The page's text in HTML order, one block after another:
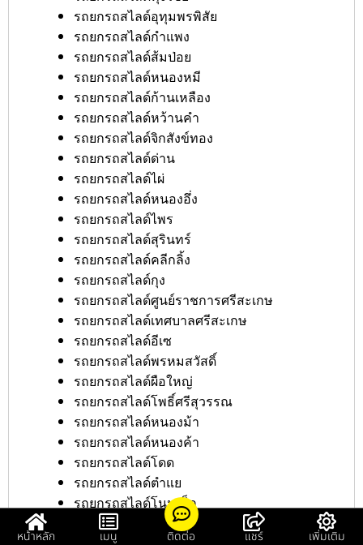
รถยกรถสไลด์อุทุมพรพิสัย
รถยกรถสไลด์กำแพง
รถยกรถสไลด์ส้มป่อย
รถยกรถสไลด์หนองหมี
รถยกรถสไลด์ก้านเหลือง
รถยกรถสไลด์หว้านคำ
รถยกรถสไลด์จิกสังข์ทอง
รถยกรถสไลด์ด่าน
รถยกรถสไลด์ไผ่
รถยกรถสไลด์หนองอึ่ง
รถยกรถสไลด์ไพร
รถยกรถสไลด์สุรินทร์
รถยกรถสไลด์คลีกลิ้ง
รถยกรถสไลด์กุง
รถยกรถสไลด์ศูนย์ราชการศรีสะเกษ
รถยกรถสไลด์เทศบาลศรีสะเกษ
รถยกรถสไลด์อีเซ
รถยกรถสไลด์พรหมสวัสดิ์
รถยกรถสไลด์ผือใหญ่
รถยกรถสไลด์โพธิ์ศรีสุวรรณ
รถยกรถสไลด์หนองม้า
รถยกรถสไลด์หนองค้า
รถยกรถสไลด์โดด
รถยกรถสไลด์ตำแย
รถยกรถสไลด์โนนเพ็ก
รถยกรถสไลด์สถานีตำรวจศรีสะเกษ
หน้าหลัก เมนู ติดต่อ แชร์ เพิ่มเติม